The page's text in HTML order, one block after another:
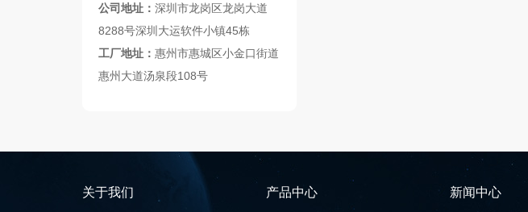
公司地址： 深圳市龙岗区龙岗大道
8288号深圳大运软件小镇45栋
工厂地址： 惠州市惠城区小金口街道
惠州大道汤泉段108号
关于我们 产品中心 新闻中心